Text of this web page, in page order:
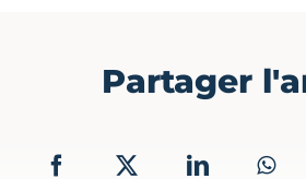
Partager